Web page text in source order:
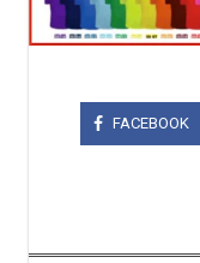
FACEBOOK